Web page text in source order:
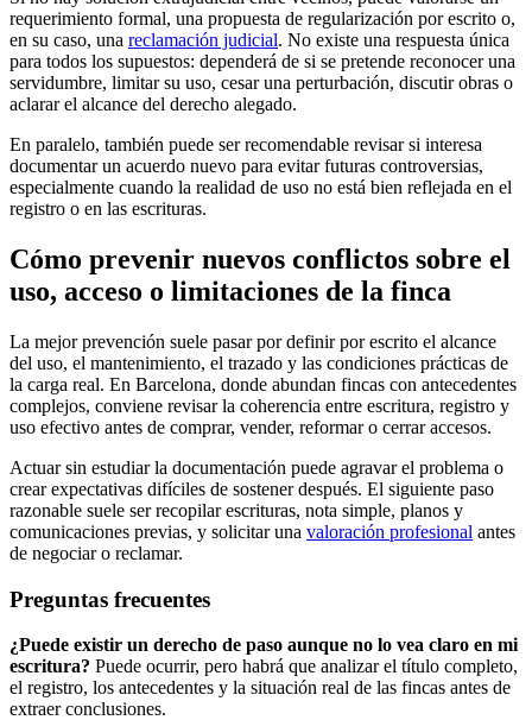
requerimiento formal, una propuesta de regularización por escrito o,
en su caso, una reclamación judicial. No existe una respuesta única
para todos los supuestos: dependerá de si se pretende reconocer una
servidumbre, limitar su uso, cesar una perturbación, discutir obras o
aclarar el alcance del derecho alegado.
En paralelo, también puede ser recomendable revisar si interesa
documentar un acuerdo nuevo para evitar futuras controversias,
especialmente cuando la realidad de uso no está bien reflejada en el
registro o en las escrituras.
Cómo prevenir nuevos conflictos sobre el
uso, acceso o limitaciones de la finca
La mejor prevención suele pasar por definir por escrito el alcance
del uso, el mantenimiento, el trazado y las condiciones prácticas de
la carga real. En Barcelona, donde abundan fincas con antecedentes
complejos, conviene revisar la coherencia entre escritura, registro y
uso efectivo antes de comprar, vender, reformar o cerrar accesos.
Actuar sin estudiar la documentación puede agravar el problema o
crear expectativas difíciles de sostener después. El siguiente paso
razonable suele ser recopilar escrituras, nota simple, planos y
comunicaciones previas, y solicitar una valoración profesional antes
de negociar o reclamar.
Preguntas frecuentes
¿Puede existir un derecho de paso aunque no lo vea claro en mi
escritura? Puede ocurrir, pero habrá que analizar el título completo,
el registro, los antecedentes y la situación real de las fincas antes de
extraer conclusiones.